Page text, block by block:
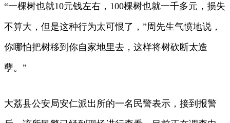
“一棵树也就10元钱左右，100棵树也就一千多元，损失
不算大，但是这种行为太可恨了，”周先生气愤地说，
你哪怕把树移到你自家地里去，这样将树砍断太造
孽。”
大荔县公安局安仁派出所的一名民警表示，接到报警